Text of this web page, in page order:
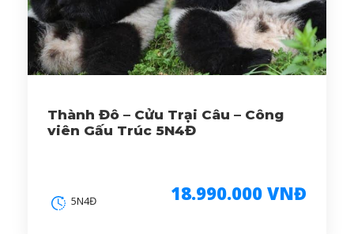
Thành Đô – Cửu Trại Câu – Công
viên Gấu Trúc 5N4Đ
18.990.000 VNĐ
5N4Đ